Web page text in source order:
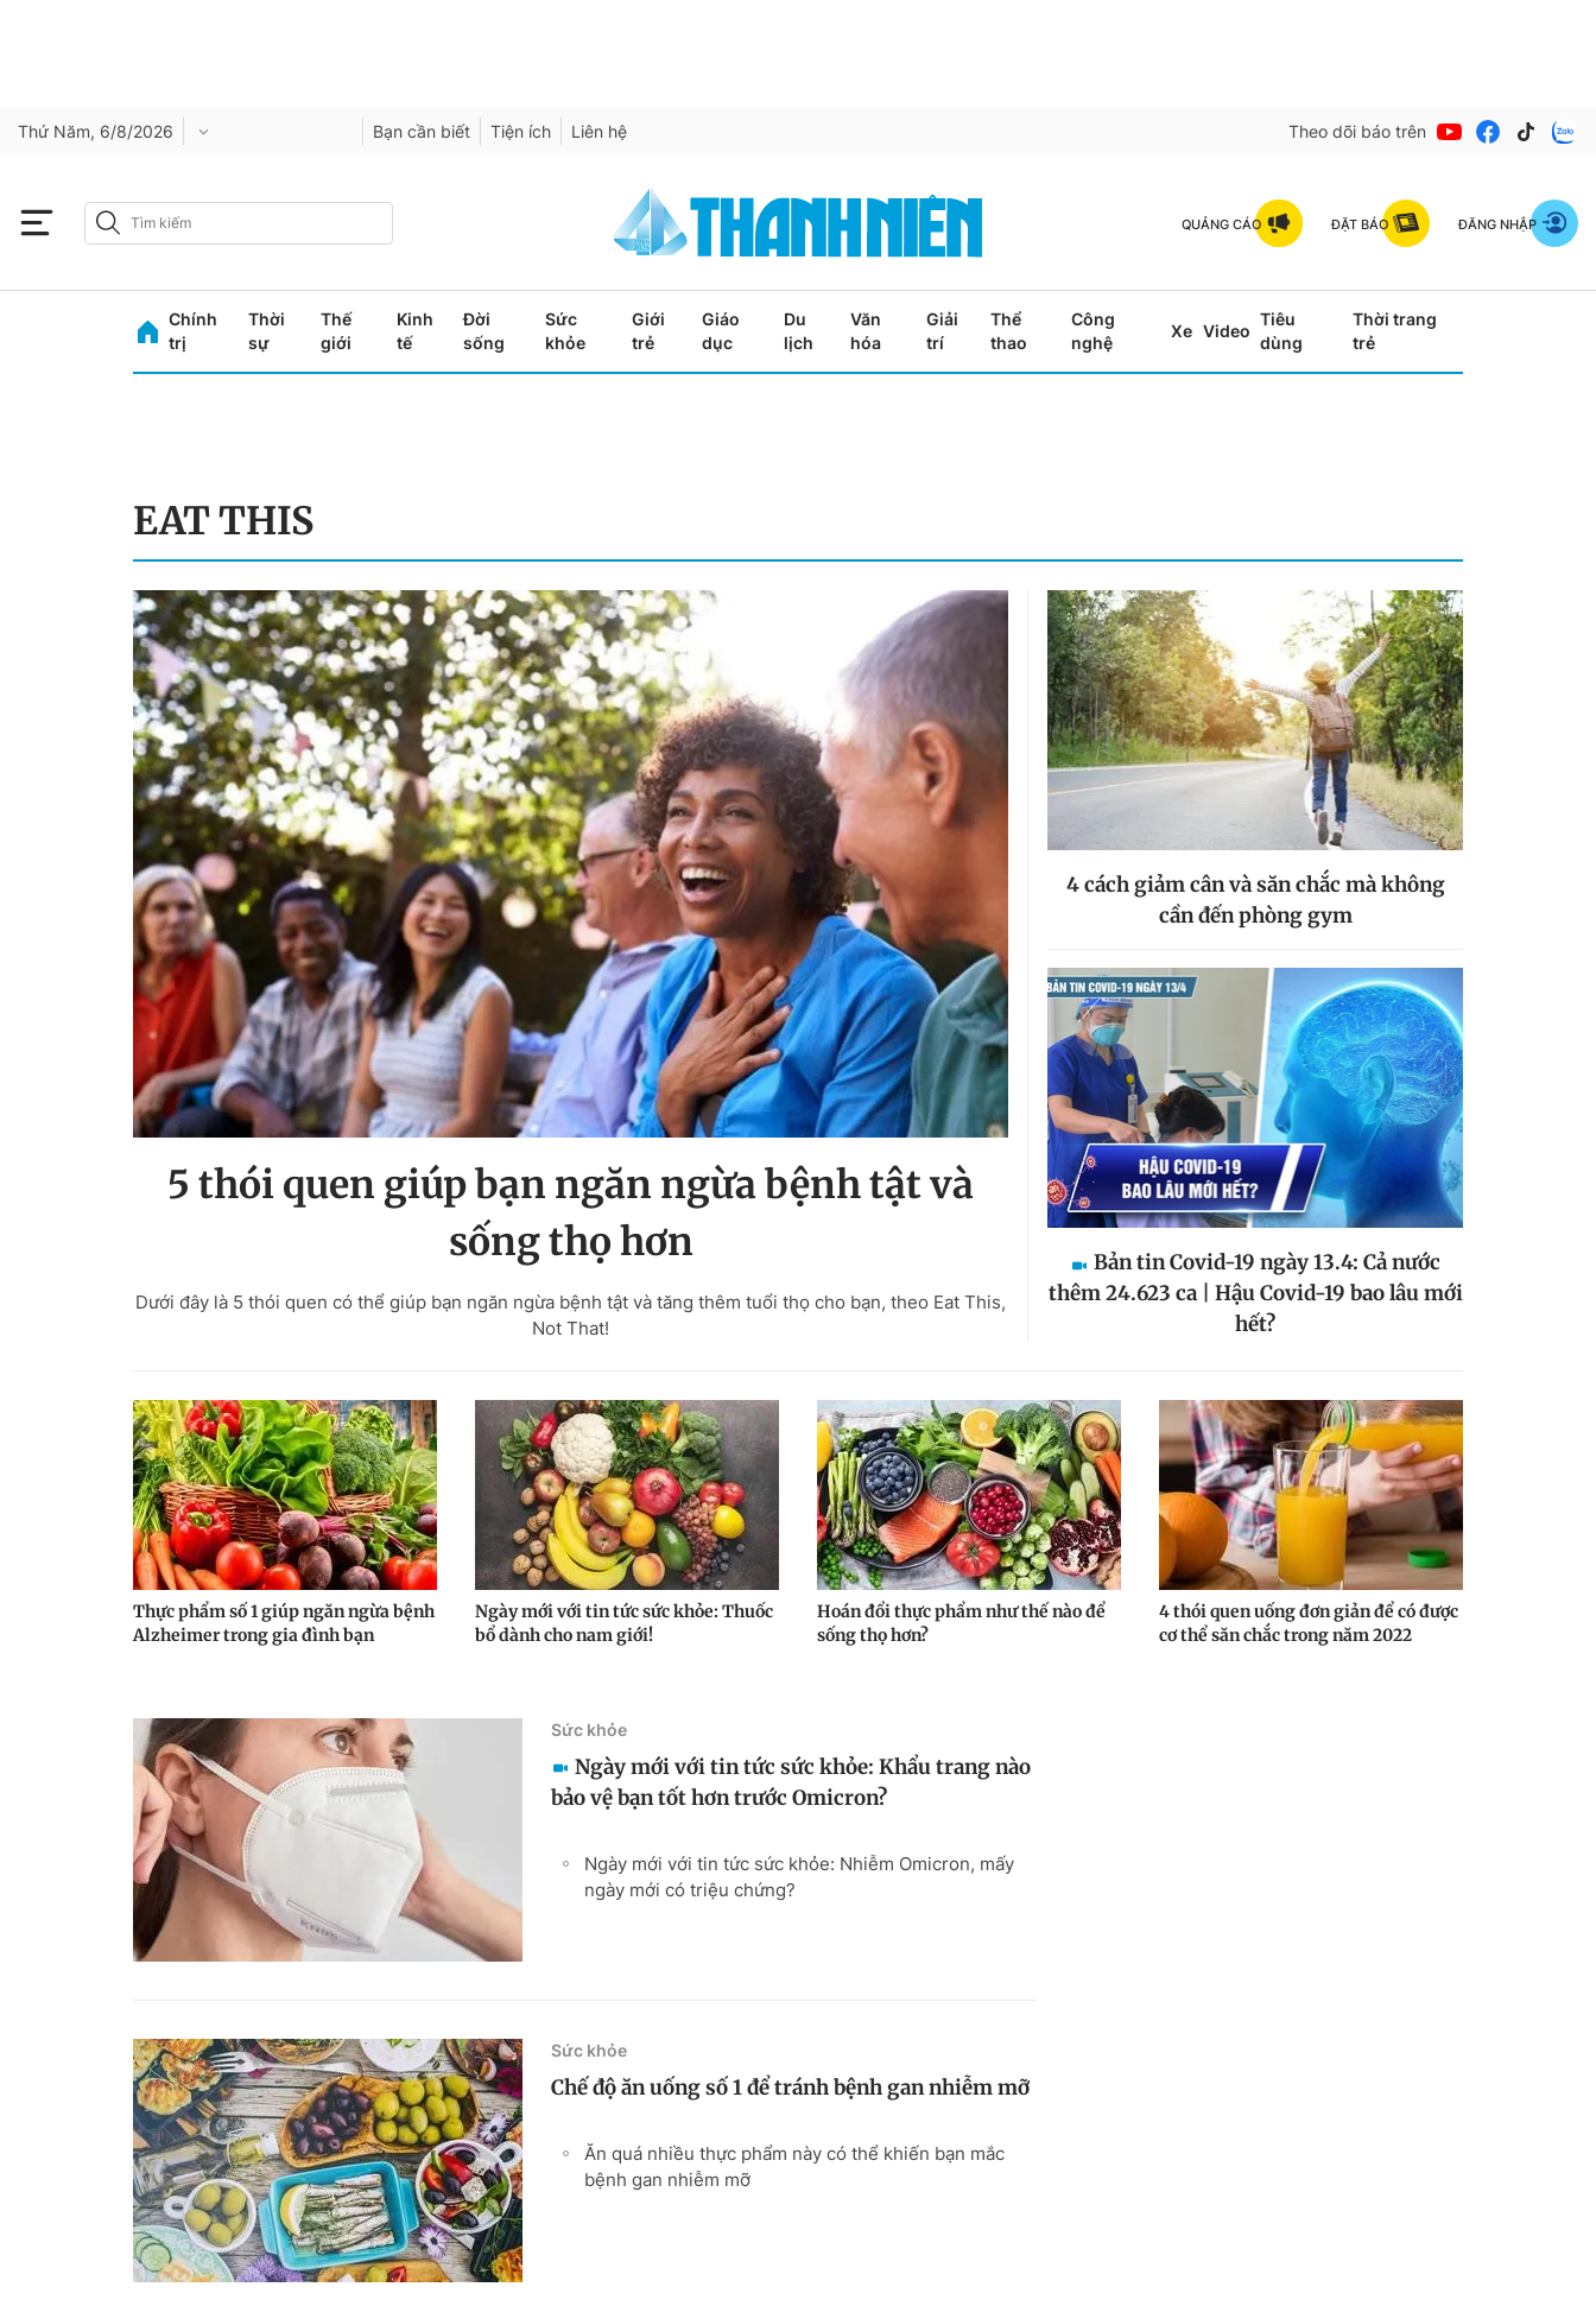
Thứ Năm, 6/8/2026 Bạn cần biết Tiện ích Liên hệ Theo dõi báo trên
QUẢNG CÁO ĐẶT BÁO ĐĂNG NHẬP
Chính
trị
Thời
sự
Thế
giới
Kinh
tế
Đời
sống
Sức
khỏe
Giới
trẻ
Giáo
dục
Du
lịch
Văn
hóa
Giải
trí
Thể
thao
Công
nghệ
Xe Video
Tiêu
dùng
Thời trang
trẻ
EAT THIS
5 thói quen giúp bạn ngăn ngừa bệnh tật và
sống thọ hơn
Dưới đây là 5 thói quen có thể giúp bạn ngăn ngừa bệnh tật và tăng thêm tuổi thọ cho bạn, theo Eat This,
Not That!
4 cách giảm cân và săn chắc mà không
cần đến phòng gym
Bản tin Covid-19 ngày 13.4: Cả nước
thêm 24.623 ca | Hậu Covid-19 bao lâu mới
hết?
Thực phẩm số 1 giúp ngăn ngừa bệnh
Alzheimer trong gia đình bạn
Ngày mới với tin tức sức khỏe: Thuốc
bổ dành cho nam giới!
Hoán đổi thực phẩm như thế nào để
sống thọ hơn?
4 thói quen uống đơn giản để có được
cơ thể săn chắc trong năm 2022
Sức khỏe
Ngày mới với tin tức sức khỏe: Khẩu trang nào
bảo vệ bạn tốt hơn trước Omicron?
Ngày mới với tin tức sức khỏe: Nhiễm Omicron, mấy
ngày mới có triệu chứng?
Sức khỏe
Chế độ ăn uống số 1 để tránh bệnh gan nhiễm mỡ
Ăn quá nhiều thực phẩm này có thể khiến bạn mắc
bệnh gan nhiễm mỡ